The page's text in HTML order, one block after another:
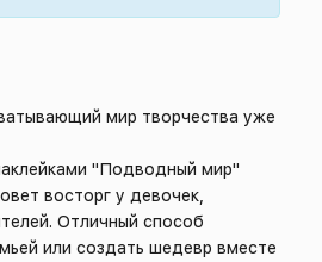
мир творчества уже
"Подводный мир"
восторг у девочек,
Отличный способ
или создать шедевр вместе